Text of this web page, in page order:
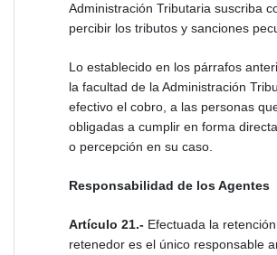
Administración Tributaria suscriba
percibir los tributos y sanciones
Lo establecido en los párrafos
la facultad de la Administración
efectivo el cobro, a las personas
obligadas a cumplir en forma
o percepción en su caso.
Responsabilidad de los Agentes
Artículo 21.- Efectuada la
retenedor es el único responsable